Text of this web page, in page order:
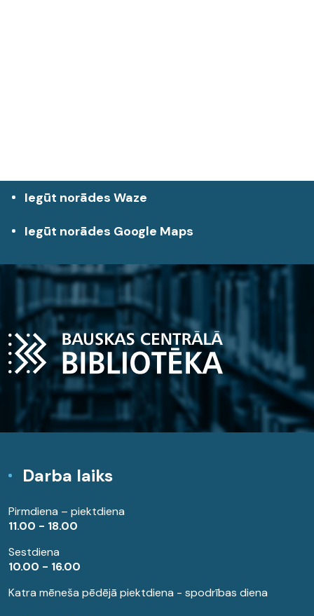
Iegūt norādes Waze
Iegūt norādes Google Maps
Darba laiks
Pirmdiena – piektdiena
11.00 - 18.00
Sestdiena
10.00 - 16.00
Katra mēneša pēdējā piektdiena - spodrības diena